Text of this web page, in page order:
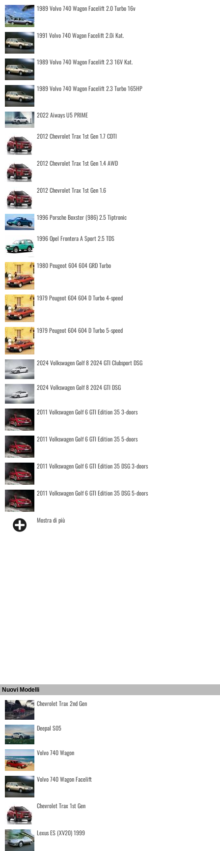
1989 Volvo 740 Wagon Facelift 2.0 Turbo 16v
1991 Volvo 740 Wagon Facelift 2.0i Kat.
1989 Volvo 740 Wagon Facelift 2.3 16V Kat.
1989 Volvo 740 Wagon Facelift 2.3 Turbo 165HP
2022 Aiways U5 PRIME
2012 Chevrolet Trax 1st Gen 1.7 CDTI
2012 Chevrolet Trax 1st Gen 1.4 AWD
2012 Chevrolet Trax 1st Gen 1.6
1996 Porsche Boxster (986) 2.5 Tiptronic
1996 Opel Frontera A Sport 2.5 TDS
1980 Peugeot 604 604 GRD Turbo
1979 Peugeot 604 604 D Turbo 4-speed
1979 Peugeot 604 604 D Turbo 5-speed
2024 Volkswagen Golf 8 2024 GTI Clubsport DSG
2024 Volkswagen Golf 8 2024 GTI DSG
2011 Volkswagen Golf 6 GTI Edition 35 3-doors
2011 Volkswagen Golf 6 GTI Edition 35 5-doors
2011 Volkswagen Golf 6 GTI Edition 35 DSG 3-doors
2011 Volkswagen Golf 6 GTI Edition 35 DSG 5-doors
Mostra di più
Nuovi Modelli
Chevrolet Trax 2nd Gen
Deepal S05
Volvo 740 Wagon
Volvo 740 Wagon Facelift
Chevrolet Trax 1st Gen
Lexus ES (XV20) 1999